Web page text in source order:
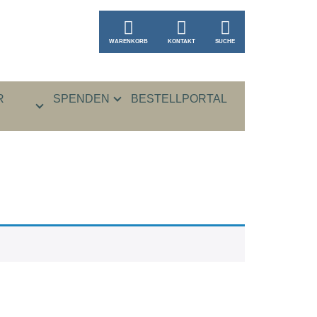
WARENKORB KONTAKT SUCHE
SPENDEN BESTELLPORTAL